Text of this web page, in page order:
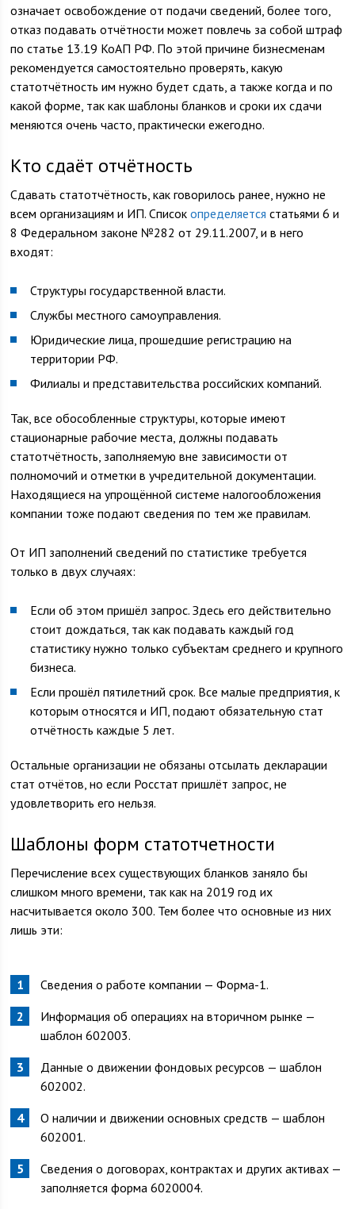
означает освобождение от подачи сведений, более того,
отказ подавать отчётности может повлечь за собой штраф
по статье 13.19 КоАП РФ. По этой причине бизнесменам
рекомендуется самостоятельно проверять, какую
статотчётность им нужно будет сдать, а также когда и по
какой форме, так как шаблоны бланков и сроки их сдачи
меняются очень часто, практически ежегодно.
Кто сдаёт отчётность
Сдавать статотчётность, как говорилось ранее, нужно не
всем организациям и ИП. Списокопределяется статьями 6 и
8 Федеральном законе №282 от 29.11.2007, и в него
входят:
Структуры государственной власти.
Службы местного самоуправления.
Юридические лица, прошедшие регистрацию на
территории РФ.
Филиалы и представительства российских компаний.
Так, все обособленные структуры, которые имеют
стационарные рабочие места, должны подавать
статотчётность, заполняемую вне зависимости от
полномочий и отметки в учредительной документации.
Находящиеся на упрощённой системе налогообложения
компании тоже подают сведения по тем же правилам.
От ИП заполнений сведений по статистике требуется
только в двух случаях:
Если об этом пришёл запрос. Здесь его действительно
стоит дождаться, так как подавать каждый год
статистику нужно только субъектам среднего и крупного
бизнеса.
Если прошёл пятилетний срок. Все малые предприятия, к
которым относятся и ИП, подают обязательную стат
отчётность каждые 5 лет.
Остальные организации не обязаны отсылать декларации
стат отчётов, но если Росстат пришлёт запрос, не
удовлетворить его нельзя.
Шаблоны форм статотчетности
Перечисление всех существующих бланков заняло бы
слишком много времени, так как на 2019 год их
насчитывается около 300. Тем более что основные из них
лишь эти:
Сведения о работе компании — Форма-1.
Информация об операциях на вторичном рынке —
шаблон 602003.
Данные о движении фондовых ресурсов — шаблон
602002.
О наличии и движении основных средств — шаблон
602001.
Сведения о договорах, контрактах и других активах —
заполняется форма 6020004.